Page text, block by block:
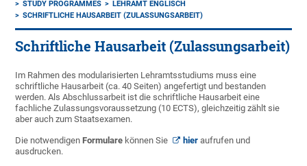
STUDY PROGRAMMES
LEHRAMT ENGLISCH
SCHRIFTLICHE HAUSARBEIT (ZULASSUNGSARBEIT)
Schriftliche Hausarbeit (Zulassungsarbeit)
Im Rahmen des modularisierten Lehramtsstudiums muss eine
schriftliche Hausarbeit (ca. 40 Seiten) angefertigt und bestanden
werden. Als Abschlussarbeit ist die schriftliche Hausarbeit eine
fachliche Zulassungsvoraussetzung (10 ECTS), gleichzeitig zählt sie
aber auch zum Staatsexamen.
Die notwendigenFormulare können Sie hier aufrufen und
ausdrucken.